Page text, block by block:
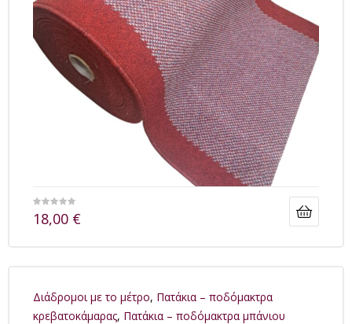
18,00 €
Διάδρομοι με το μέτρο, Πατάκια – ποδόμακτρα
κρεβατοκάμαρας, Πατάκια – ποδόμακτρα μπάνιου